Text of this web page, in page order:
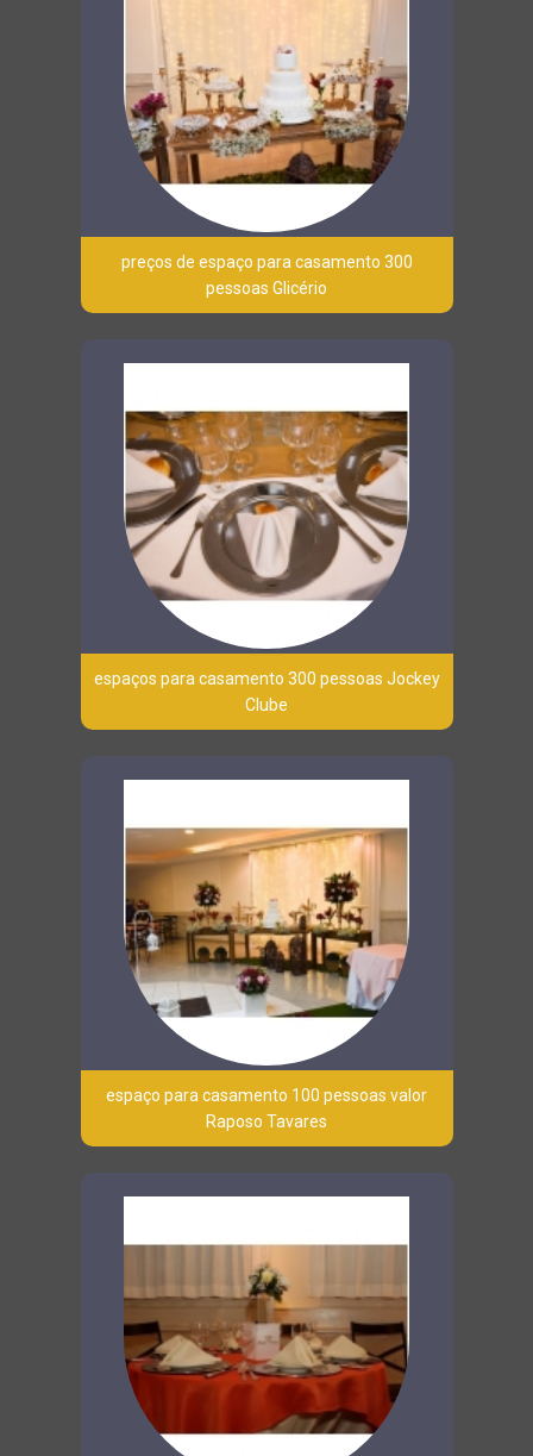
preços de espaço para casamento 300
pessoas Glicério
espaços para casamento 300 pessoas Jockey
Clube
espaço para casamento 100 pessoas valor
Raposo Tavares